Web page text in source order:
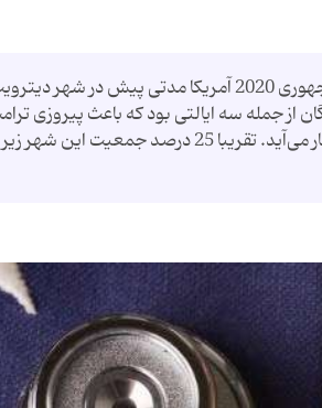
مناظره نامزدهای دموکرات انتخابات ریاست مجهوری 2020
از جمله سه ایالتی بود که باعث پیروزی
در میان فقیرترین شهرهای مهم آمریکا به شمار